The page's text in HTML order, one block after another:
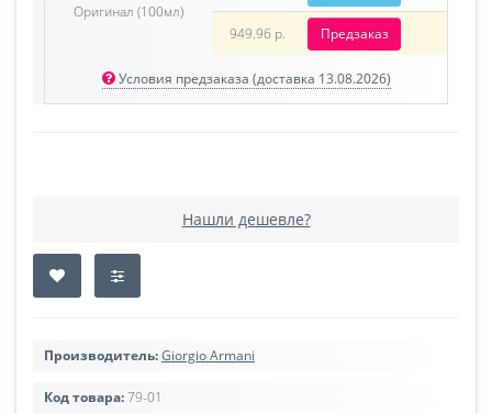
Оригинал (100мл)
949.96 р. Предзаказ
Условия предзаказа (доставка 13.08.2026)
Нашли дешевле?
Производитель:Giorgio Armani
Код товара:79-01